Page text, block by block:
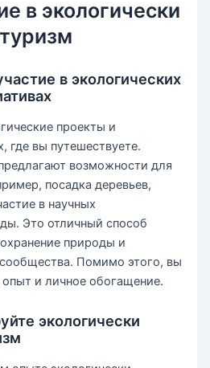
в экологически
в экологических
проекты и
где вы путешествуете.
возможности для
посадка деревьев,
в научных
Это отличный способ
природы и
Помимо этого, вы
и личное обогащение.
экологически